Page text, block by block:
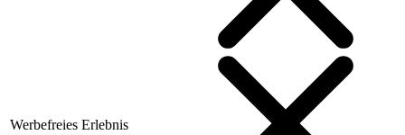
Werbefreies Erlebnis